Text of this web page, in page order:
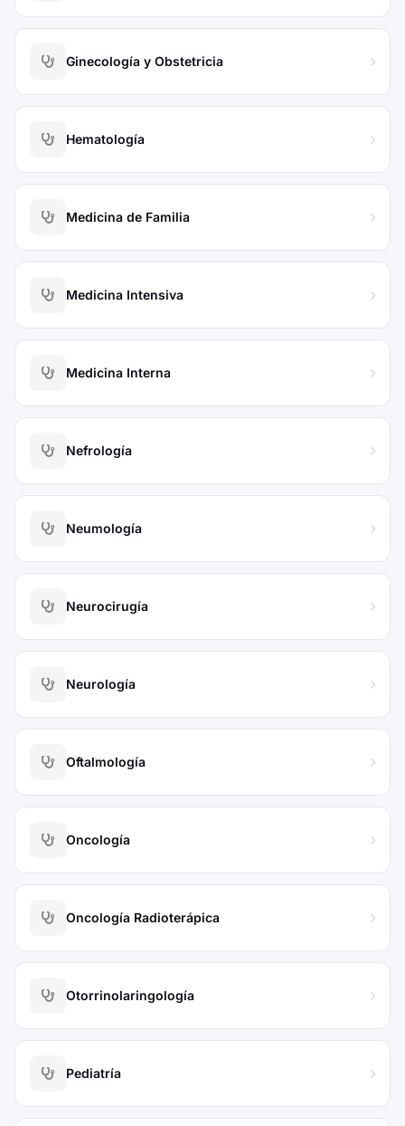
Ginecología y Obstetricia
Hematología
Medicina de Familia
Medicina Intensiva
Medicina Interna
Nefrología
Neumología
Neurocirugía
Neurología
Oftalmología
Oncología
Oncología Radioterápica
Otorrinolaringología
Pediatría